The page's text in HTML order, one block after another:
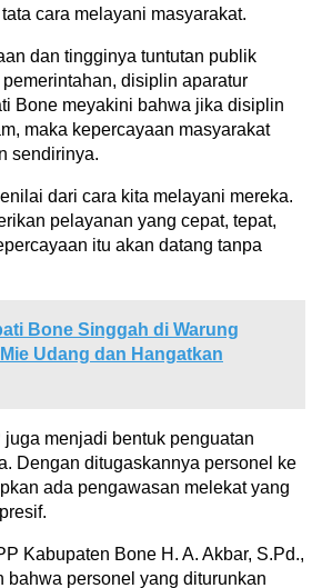
cara melayani masyarakat.
dan tingginya tuntutan publik
disiplin aparatur
Bone meyakini bahwa jika disiplin
maka kepercayaan masyarakat
sendirinya.
dari cara kita melayani mereka.
pelayanan yang cepat, tepat,
itu akan datang tanpa
Bone Singgah di Warung
Udang dan Hangatkan
menjadi bentuk penguatan
Dengan ditugaskannya personel ke
ada pengawasan melekat yang
Kabupaten Bone H. A. Akbar, S.Pd.,
bahwa personel yang diturunkan